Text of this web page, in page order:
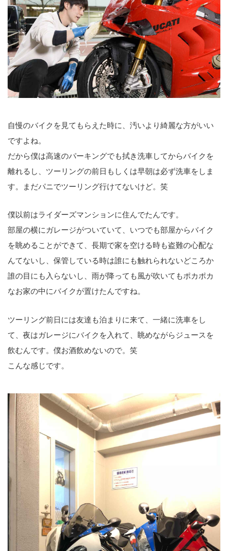
自慢のバイクを見てもらえた時に、汚いより綺麗な方がいい
ですよね。
だから僕は高速のパーキングでも拭き洗車してからバイクを
離れるし、ツーリングの前日もしくは早朝は必ず洗車をしま
す。まだパニでツーリング行けてないけど。笑
僕以前はライダーズマンションに住んでたんです。
部屋の横にガレージがついていて、いつでも部屋からバイク
を眺めることができて、長期で家を空ける時も盗難の心配な
んてないし、保管している時は誰にも触れられないどころか
誰の目にも入らないし、雨が降っても風が吹いてもポカポカ
なお家の中にバイクが置けたんですね。
ツーリング前日には友達も泊まりに来て、一緒に洗車をし
て、夜はガレージにバイクを入れて、眺めながらジュースを
飲むんです。僕お酒飲めないので。笑
こんな感じです。